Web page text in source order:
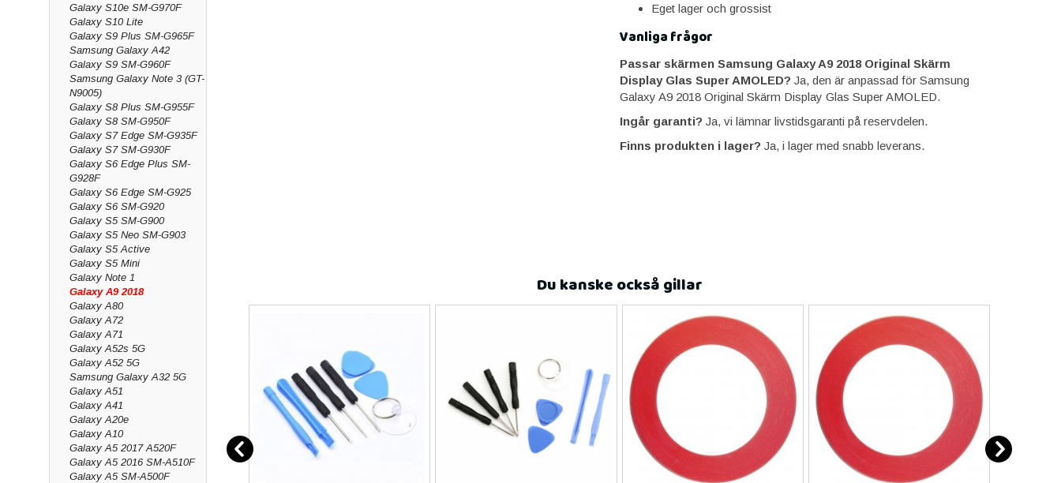
Galaxy S10e SM-G970F
Galaxy S10 Lite
Galaxy S9 Plus SM-G965F
Samsung Galaxy A42
Galaxy S9 SM-G960F
Samsung Galaxy Note 3 (GT-
N9005)
Galaxy S8 Plus SM-G955F
Galaxy S8 SM-G950F
Galaxy S7 Edge SM-G935F
Galaxy S7 SM-G930F
Galaxy S6 Edge Plus SM-
G928F
Galaxy S6 Edge SM-G925
Galaxy S6 SM-G920
Galaxy S5 SM-G900
Galaxy S5 Neo SM-G903
Galaxy S5 Active
Galaxy S5 Mini
Galaxy Note 1
Galaxy A9 2018
Galaxy A80
Galaxy A72
Galaxy A71
Galaxy A52s 5G
Galaxy A52 5G
Samsung Galaxy A32 5G
Galaxy A51
Galaxy A41
Galaxy A20e
Galaxy A10
Galaxy A5 2017 A520F
Galaxy A5 2016 SM-A510F
Galaxy A5 SM-A500F
Eget lager och grossist
Vanliga frågor
Passar skärmen Samsung Galaxy A9 2018 Original Skärm
Display Glas Super AMOLED? Ja, den är anpassad för Samsung
Galaxy A9 2018 Original Skärm Display Glas Super AMOLED.
Ingår garanti? Ja, vi lämnar livstidsgaranti på reservdelen.
Finns produkten i lager? Ja, i lager med snabb leverans.
Du kanske också gillar